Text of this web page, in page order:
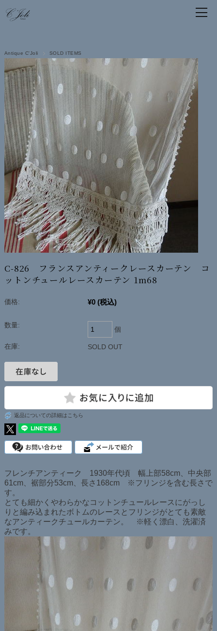
Antique C'Joli SOLD ITEMS
C-826 フランスアンティークレースカーテン コ
ットンチュールレースカーテン 1m68
価格: ¥0 (税込)
数量:
個
在庫: SOLD OUT
返品についての詳細はこちら
フレンチアンティーク 1930年代頃 幅上部58cm、中央部
61cm、裾部分53cm、長さ168cm ※フリンジを含む長さで
す。
とても細かくやわらかなコットンチュールレースにがっし
りと編み込まれたボトムのレースとフリンジがとても素敵
なアンティークチュールカーテン。 ※軽く漂白、洗濯済
みです。